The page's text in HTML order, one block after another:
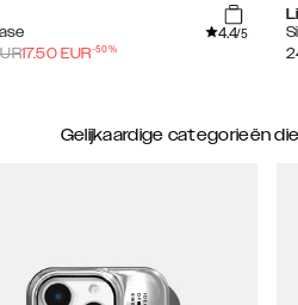
4.4/5
17.50 EUR-50%
Gelijkaardige categorieën